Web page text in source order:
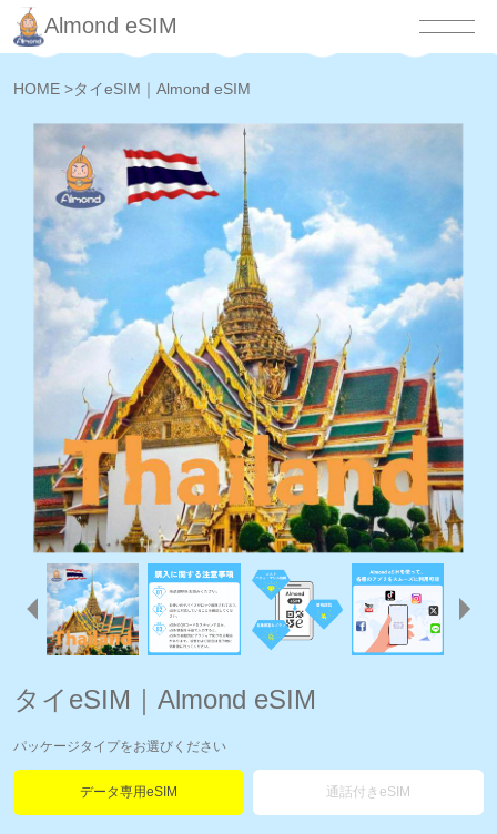
Almond eSIM
HOME >タイeSIM｜Almond eSIM
タイeSIM｜Almond eSIM
パッケージタイプをお選びください
データ専用eSIM 通話付きeSIM